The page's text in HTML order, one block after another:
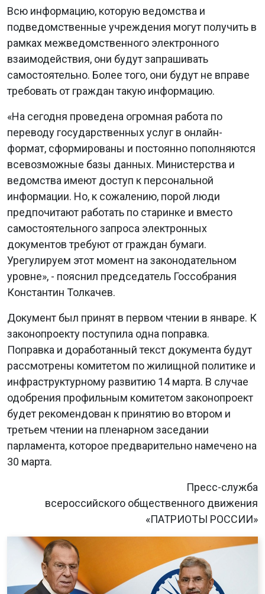
Всю информацию, которую ведомства и
подведомственные учреждения могут получить в
рамках межведомственного электронного
взаимодействия, они будут запрашивать
самостоятельно. Более того, они будут не вправе
требовать от граждан такую информацию.
«На сегодня проведена огромная работа по
переводу государственных услуг в онлайн-
формат, сформированы и постоянно пополняются
всевозможные базы данных. Министерства и
ведомства имеют доступ к персональной
информации. Но, к сожалению, порой люди
предпочитают работать по старинке и вместо
самостоятельного запроса электронных
документов требуют от граждан бумаги.
Урегулируем этот момент на законодательном
уровне», - пояснил председатель Госсобрания
Константин Толкачев.
Документ был принят в первом чтении в январе. К
законопроекту поступила одна поправка.
Поправка и доработанный текст документа будут
рассмотрены комитетом по жилищной политике и
инфраструктурному развитию 14 марта. В случае
одобрения профильным комитетом законопроект
будет рекомендован к принятию во втором и
третьем чтении на пленарном заседании
парламента, которое предварительно намечено на
30 марта.
Пресс-служба
всероссийского общественного движения
«ПАТРИОТЫ РОССИИ»